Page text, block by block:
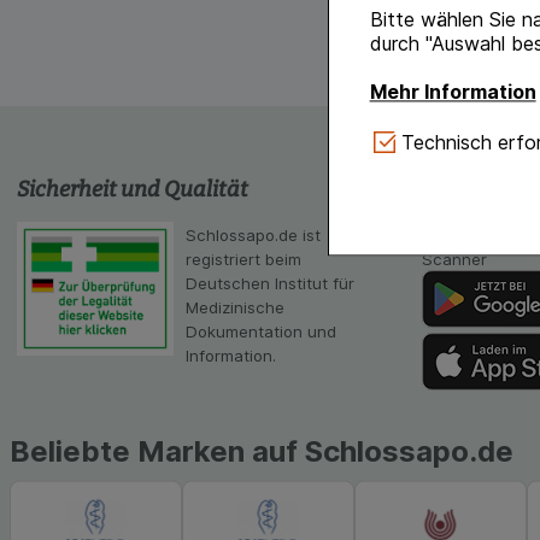
Bitte wählen Sie
durch "Auswahl
Mehr Information
Technisch
verzichtet werden
gestalten,
auf Ihre
Statistik &
unserer Website
Medien übertragen
Technisch
Sicherheit und Qualität
Schlossapo.de ist
registriert beim
Deutschen Institut für
Medizinische
Dokumentation und
Information.
Scanner
Beliebte Marken auf Schlossapo.de